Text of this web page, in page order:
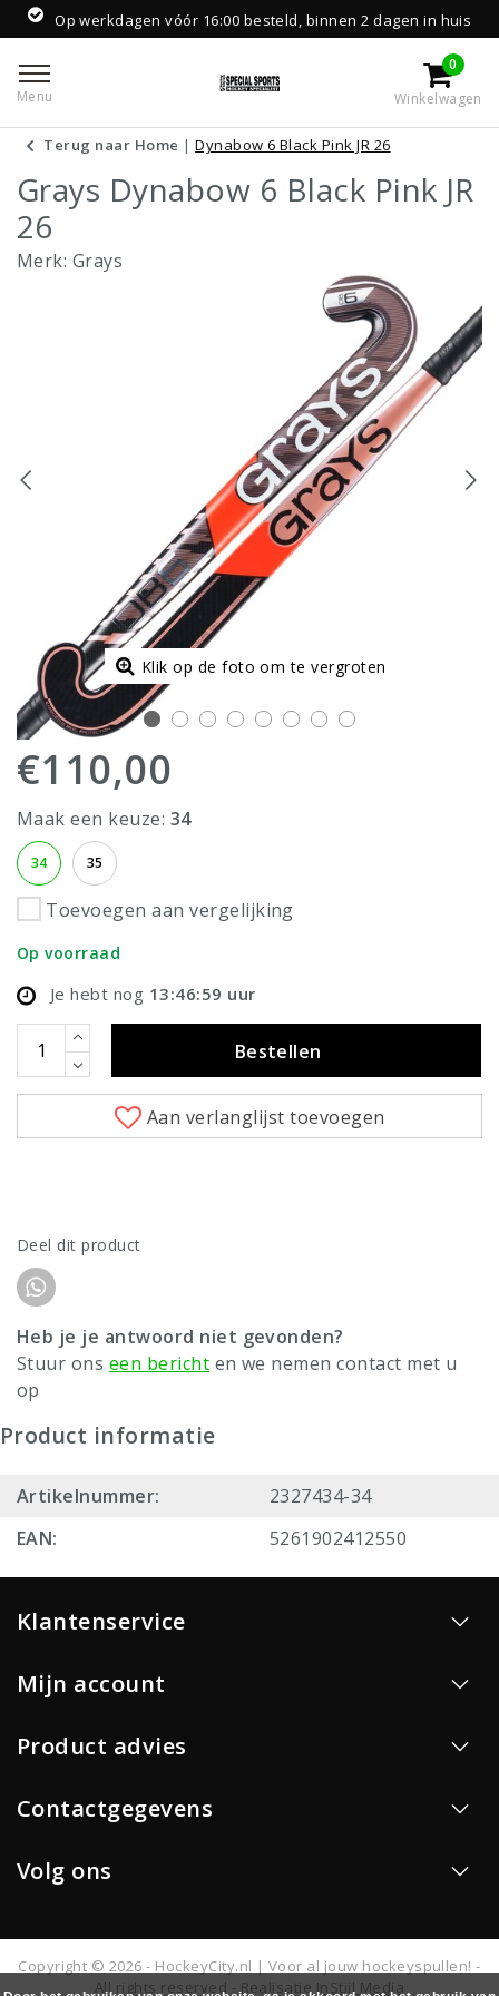
Op werkdagen vóór 16:00 besteld, binnen 2 dagen in huis
Menu
0
Winkelwagen
Terug naar Home |Dynabow 6 Black Pink JR 26
Grays Dynabow 6 Black Pink JR
26
Merk: Grays
Klik op de foto om te vergroten
€110,00
Maak een keuze: 34
34 35
Toevoegen aan vergelijking
Op voorraad
Je hebt nog 13:46:58 uur
Bestellen
Aan verlanglijst toevoegen
Deel dit product
Heb je je antwoord niet gevonden?
Stuur ons een bericht en we nemen contact met u
op
Product informatie
Artikelnummer:
2327434-34
EAN:
5261902412550
Klantenservice
Mijn account
Product advies
Contactgegevens
Volg ons
Copyright © 2026 - HockeyCity.nl | Voor al jouw hockeyspullen! -
All rights reserved - Realisatie InStijl Media